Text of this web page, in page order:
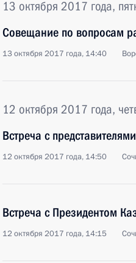
13 октября 2017 года,
Совещание по вопросам
13 октября 2017 года, 14:40
12 октября 2017 года,
Встреча с
12 октября 2017 года, 14:50
Встреча с Президентом
12 октября 2017 года, 14:15